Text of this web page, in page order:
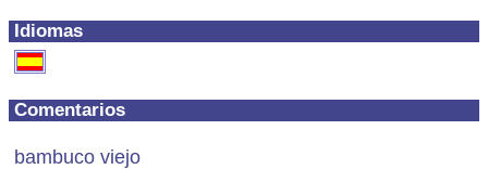
Idiomas
Comentarios
bambuco viejo